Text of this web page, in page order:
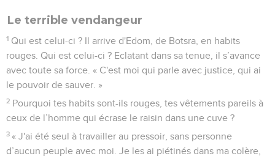
Le terrible vendangeur
1 Qui est celui-ci ? Il arrive d'Edom, de Botsra, en habits
rouges. Qui est celui-ci ? Eclatant dans sa tenue, il s’avance
avec toute sa force. « C'est moi qui parle avec justice, qui ai
le pouvoir de sauver. »
2 Pourquoi tes habits sont-ils rouges, tes vêtements pareils à
ceux de l’homme qui écrase le raisin dans une cuve ?
3 « J'ai été seul à travailler au pressoir, sans personne
d’aucun peuple avec moi. Je les ai piétinés dans ma colère,